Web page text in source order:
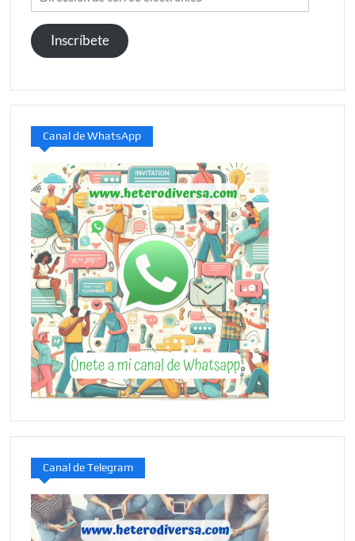
de
correo
electrónico
Inscríbete
Canal de WhatsApp
Canal de Telegram